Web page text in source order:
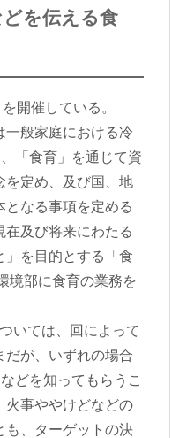
を伝える食
開催している。
般家庭における冷
「食育」を通じて資
を定め、及び国、地
なる事項を定める
及び将来にわたる
」を目的とする「食
境部に食育の業務を
いては、回によって
だが、いずれの場合
どを知ってもらうこ
火事ややけどなどの
も、ターゲットの決